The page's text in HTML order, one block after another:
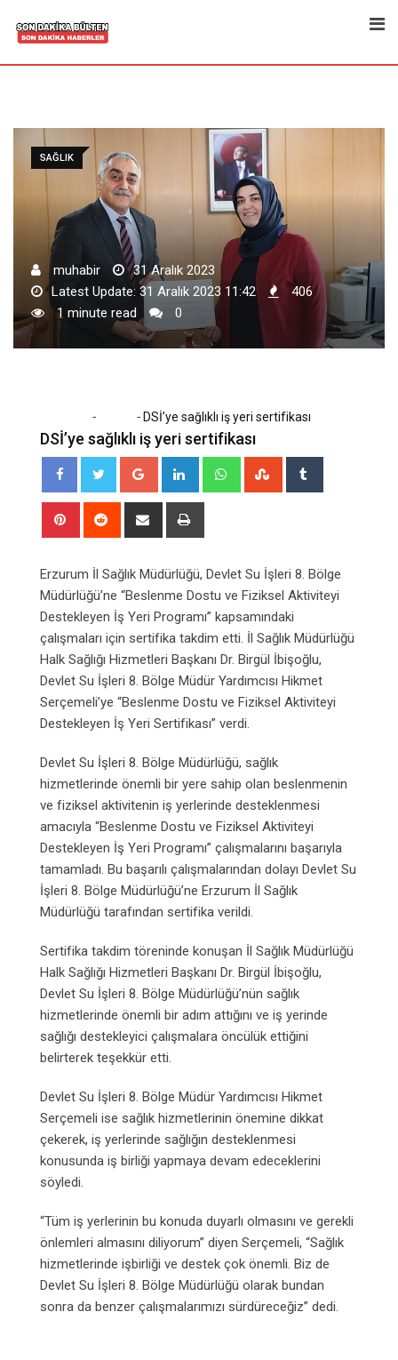
SAĞLIK
muhabir
31 Aralık 2023
Latest Update: 31 Aralık 2023 11:42
406
1 minute read
0
- - DSİ’ye sağlıklı iş yeri sertifikası
DSİ’ye sağlıklı iş yeri sertifikası
Google+ LinkedIn WhatsappStumbleUpon
Pinterest Reddit
Share
Erzurum İl Sağlık Müdürlüğü, Devlet Su İşleri 8. Bölge
Müdürlüğü’ne “Beslenme Dostu ve Fiziksel Aktiviteyi
Destekleyen İş Yeri Programı” kapsamındaki
çalışmaları için sertifika takdim etti. İl Sağlık Müdürlüğü
Halk Sağlığı Hizmetleri Başkanı Dr. Birgül İbişoğlu,
Devlet Su İşleri 8. Bölge Müdür Yardımcısı Hikmet
Serçemeli’ye “Beslenme Dostu ve Fiziksel Aktiviteyi
Destekleyen İş Yeri Sertifikası” verdi.
Devlet Su İşleri 8. Bölge Müdürlüğü, sağlık
hizmetlerinde önemli bir yere sahip olan beslenmenin
ve fiziksel aktivitenin iş yerlerinde desteklenmesi
amacıyla “Beslenme Dostu ve Fiziksel Aktiviteyi
Destekleyen İş Yeri Programı” çalışmalarını başarıyla
tamamladı. Bu başarılı çalışmalarından dolayı Devlet Su
İşleri 8. Bölge Müdürlüğü’ne Erzurum İl Sağlık
Müdürlüğü tarafından sertifika verildi.
Sertifika takdim töreninde konuşan İl Sağlık Müdürlüğü
Halk Sağlığı Hizmetleri Başkanı Dr. Birgül İbişoğlu,
Devlet Su İşleri 8. Bölge Müdürlüğü’nün sağlık
hizmetlerinde önemli bir adım attığını ve iş yerinde
sağlığı destekleyici çalışmalara öncülük ettiğini
belirterek teşekkür etti.
Devlet Su İşleri 8. Bölge Müdür Yardımcısı Hikmet
Serçemeli ise sağlık hizmetlerinin önemine dikkat
çekerek, iş yerlerinde sağlığın desteklenmesi
konusunda iş birliği yapmaya devam edeceklerini
söyledi.
“Tüm iş yerlerinin bu konuda duyarlı olmasını ve gerekli
önlemleri almasını diliyorum” diyen Serçemeli, “Sağlık
hizmetlerinde işbirliği ve destek çok önemli. Biz de
Devlet Su İşleri 8. Bölge Müdürlüğü olarak bundan
sonra da benzer çalışmalarımızı sürdüreceğiz” dedi.